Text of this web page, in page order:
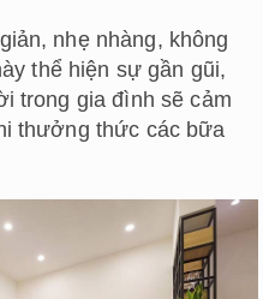
nhẹ nhàng, không
thể hiện sự gần gũi,
trong gia đình sẽ cảm
thưởng thức các bữa